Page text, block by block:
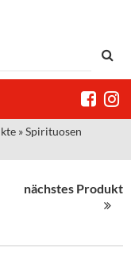
»Spirituosen
nächstes Produkt